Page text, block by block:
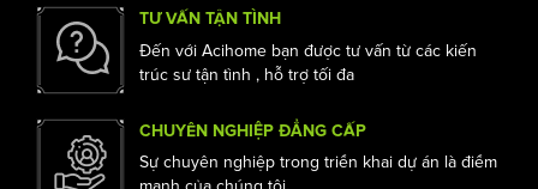
Đội ngũ KTS năng động, sáng tạo, mang đến
những thiết kế ấn tượng, độc đáo,.
Đến với Acihome bạn được tư vấn từ các kiến
trúc sư tận tình , hỗ trợ tối đa